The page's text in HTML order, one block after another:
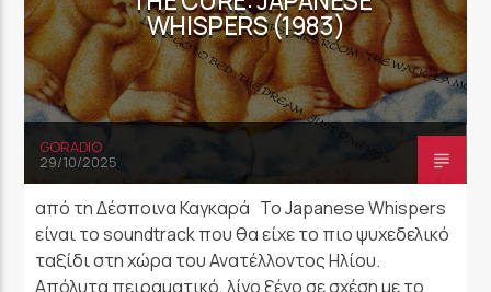
WHISPERS (1983)
GORADIO
29/10/2025
από τη Δέσποινα Καγκαρά Το Japanese Whispers
είναι το soundtrack που θα είχε το πιο ψυχεδελικό
ταξίδι στη χώρα του Ανατέλλοντος Ηλίου.
Απόλυτα πειραματικό, λίγο ξένο σε σχέση με το